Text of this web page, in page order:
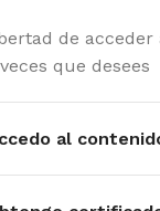
de
que desees
al